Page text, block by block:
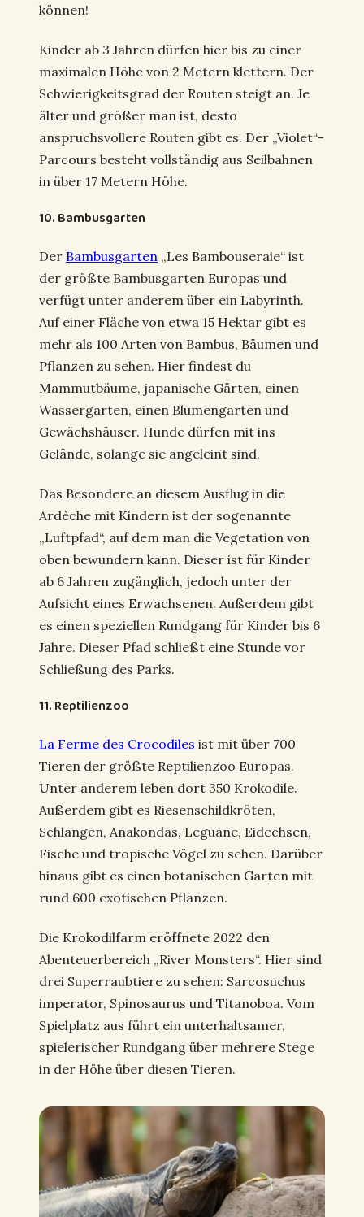
können!
Kinder ab 3 Jahren dürfen hier bis zu einer
maximalen Höhe von 2 Metern klettern. Der
Schwierigkeitsgrad der Routen steigt an. Je
älter und größer man ist, desto
anspruchsvollere Routen gibt es. Der „Violet“-
Parcours besteht vollständig aus Seilbahnen
in über 17 Metern Höhe.
10. Bambusgarten
Der Bambusgarten „Les Bambouseraie“ ist
der größte Bambusgarten Europas und
verfügt unter anderem über ein Labyrinth.
Auf einer Fläche von etwa 15 Hektar gibt es
mehr als 100 Arten von Bambus, Bäumen und
Pflanzen zu sehen. Hier findest du
Mammutbäume, japanische Gärten, einen
Wassergarten, einen Blumengarten und
Gewächshäuser. Hunde dürfen mit ins
Gelände, solange sie angeleint sind.
Das Besondere an diesem Ausflug in die
Ardèche mit Kindern ist der sogenannte
„Luftpfad“, auf dem man die Vegetation von
oben bewundern kann. Dieser ist für Kinder
ab 6 Jahren zugänglich, jedoch unter der
Aufsicht eines Erwachsenen. Außerdem gibt
es einen speziellen Rundgang für Kinder bis 6
Jahre. Dieser Pfad schließt eine Stunde vor
Schließung des Parks.
11. Reptilienzoo
La Ferme des Crocodiles ist mit über 700
Tieren der größte Reptilienzoo Europas.
Unter anderem leben dort 350 Krokodile.
Außerdem gibt es Riesenschildkröten,
Schlangen, Anakondas, Leguane, Eidechsen,
Fische und tropische Vögel zu sehen. Darüber
hinaus gibt es einen botanischen Garten mit
rund 600 exotischen Pflanzen.
Die Krokodilfarm eröffnete 2022 den
Abenteuerbereich „River Monsters“. Hier sind
drei Superraubtiere zu sehen: Sarcosuchus
imperator, Spinosaurus und Titanoboa. Vom
Spielplatz aus führt ein unterhaltsamer,
spielerischer Rundgang über mehrere Stege
in der Höhe über diesen Tieren.